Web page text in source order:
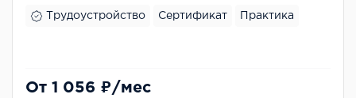
Трудоустройство Сертификат Практика
От 1 056 ₽/мес